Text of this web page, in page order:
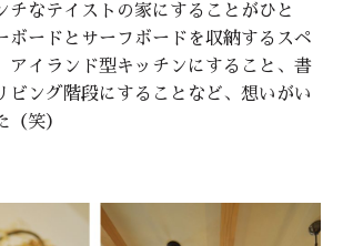
チなテイストの家にすることがひと
ボードとサーフボードを収納するスペ
アイランド型キッチンにすること、書
ビング階段にすることなど、想いがい
（笑）